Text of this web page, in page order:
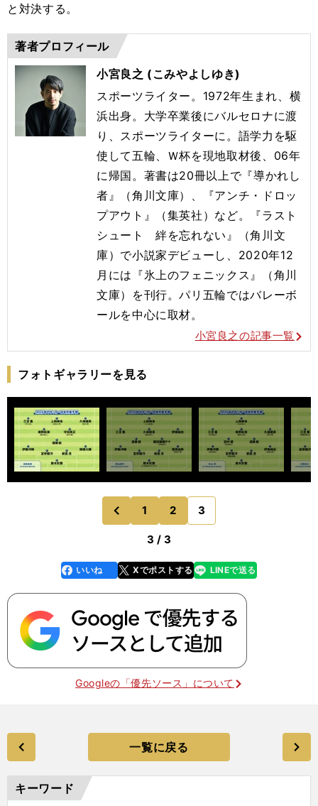
と対決する。
著者プロフィール
小宮良之 (こみやよしゆき)
スポーツライター。1972年生まれ、横
浜出身。大学卒業後にバルセロナに渡
り、スポーツライターに。語学力を駆
使して五輪、Ｗ杯を現地取材後、06年
に帰国。著書は20冊以上で『導かれし
者』（角川文庫）、『アンチ・ドロッ
プアウト』（集英社）など。『ラスト
シュート 絆を忘れない』（角川文
庫）で小説家デビューし、2020年12
月には『氷上のフェニックス』（角川
文庫）を刊行。パリ五輪ではバレーボ
ールを中心に取材。
小宮良之の記事一覧
フォトギャラリーを見る
前
のページへ
1 2 3
3 / 3
faceboo
k
いいね Xでポストする
line LINEで送る
Googleの「優先ソース」について
一覧に戻る
キーワード